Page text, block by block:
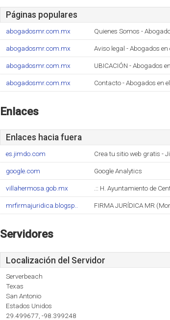
Páginas populares
abogadosmr.com.mx Quienes Somos -
abogadosmr.com.mx Aviso legal - Abogados en
abogadosmr.com.mx UBICACIÓN - Abogados
abogadosmr.com.mx Contacto - Abogados en
Enlaces
Enlaces hacia fuera
es.jimdo.com Crea tu sitio web gratis -
google.com Google Analytics
villahermosa.gob.mx .:: H. Ayuntamiento de
mrfirmajuridica.blogsp.. FIRMA JURÍDICA MR
Servidores
Localización del Servidor
Serverbeach
Texas
San Antonio
Estados Unidos
29.499677, -98.399248